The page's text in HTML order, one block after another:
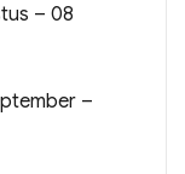
– 08
–